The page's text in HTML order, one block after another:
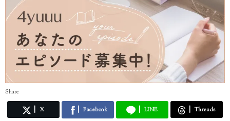
★Twitter：
https://twitter.com/TastyTime2019
★Youtube： https://www.youtube.com/c/TastyTimeJapan
Share
X Facebook LINE Threads